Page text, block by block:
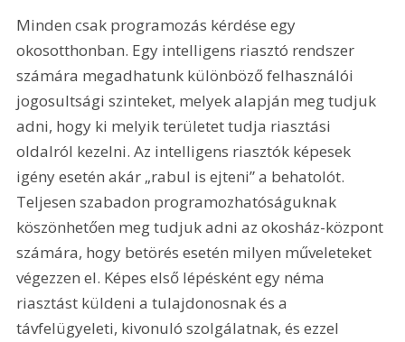
Minden csak programozás kérdése egy
okosotthonban. Egy intelligens riasztó rendszer
számára megadhatunk különböző felhasználói
jogosultsági szinteket, melyek alapján meg tudjuk
adni, hogy ki melyik területet tudja riasztási
oldalról kezelni. Az intelligens riasztók képesek
igény esetén akár „rabul is ejteni” a behatolót.
Teljesen szabadon programozhatóságuknak
köszönhetően meg tudjuk adni az okosház-központ
számára, hogy betörés esetén milyen műveleteket
végezzen el. Képes első lépésként egy néma
riasztást küldeni a tulajdonosnak és a
távfelügyeleti, kivonuló szolgálatnak, és ezzel